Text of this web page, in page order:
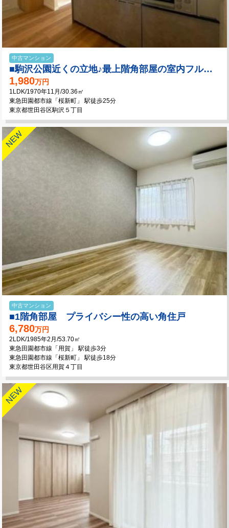
中古マンション
■駒沢公園近くの立地♪最上階角部屋の室内フルリフォーム住戸！
1,980万円
1LDK/1970年11月/30.36㎡
東急田園都市線「桜新町」 駅徒歩25分
東京都世田谷区駒沢５丁目
中古マンション
■1階角部屋 プライバシー性の高い角住戸
6,780万円
2LDK/1985年2月/53.70㎡
東急田園都市線「用賀」 駅徒歩3分
東急田園都市線「桜新町」 駅徒歩18分
東京都世田谷区用賀４丁目